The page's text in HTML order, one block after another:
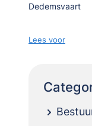
Dedemsvaart
Lees voor